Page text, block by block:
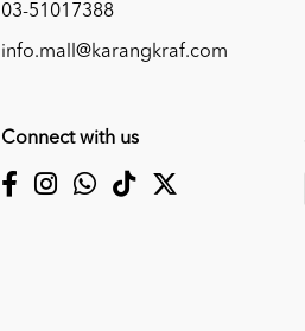
03-51017388
info.mall@karangkraf.com
Connect with us